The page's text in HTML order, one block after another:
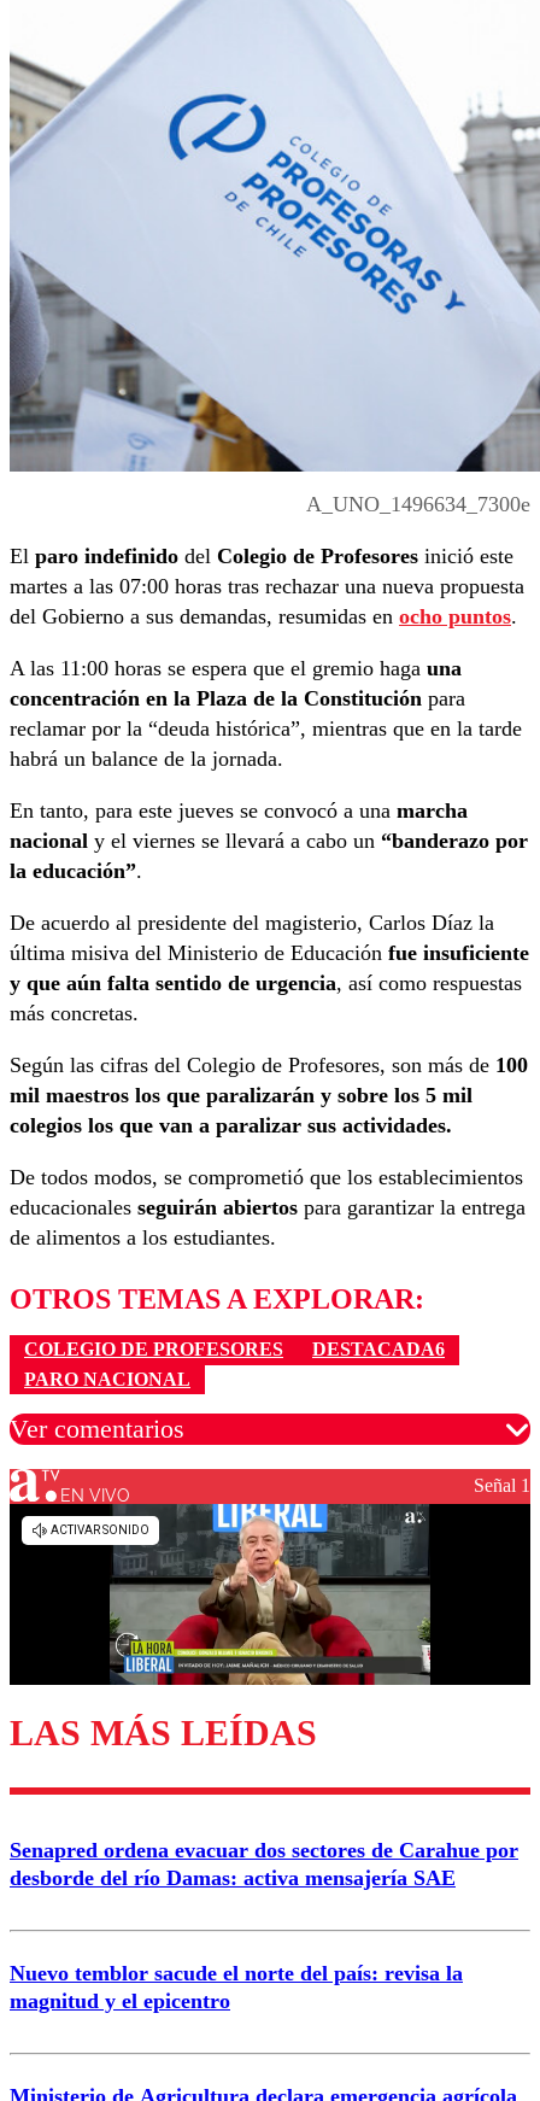
A_UNO_1496634_7300e
El paro indefinido del Colegio de Profesores inició este
martes a las 07:00 horas tras rechazar una nueva propuesta
del Gobierno a sus demandas, resumidas en ocho puntos.
A las 11:00 horas se espera que el gremio haga una
concentración en la Plaza de la Constitución para
reclamar por la “deuda histórica”, mientras que en la tarde
habrá un balance de la jornada.
En tanto, para este jueves se convocó a una marcha
nacional y el viernes se llevará a cabo un “banderazo por
la educación”.
De acuerdo al presidente del magisterio, Carlos Díaz la
última misiva del Ministerio de Educación fue insuficiente
y que aún falta sentido de urgencia, así como respuestas
más concretas.
Según las cifras del Colegio de Profesores, son más de 100
mil maestros los que paralizarán y sobre los 5 mil
colegios los que van a paralizar sus actividades.
De todos modos, se comprometió que los establecimientos
educacionales seguirán abiertos para garantizar la entrega
de alimentos a los estudiantes.
OTROS TEMAS A EXPLORAR:
COLEGIO DE PROFESORES
DESTACADA6
PARO NACIONAL
Ver comentarios
Los comentarios son moderados para garantizar un
diálogo respetuoso.
Enviar comentario
EN VIVO Señal 1
LAS MÁS LEÍDAS
Senapred ordena evacuar dos sectores de Carahue por
desborde del río Damas: activa mensajería SAE
Nuevo temblor sacude el norte del país: revisa la
magnitud y el epicentro